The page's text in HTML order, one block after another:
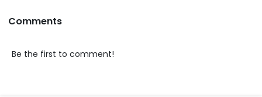
Comments
Be the first to comment!